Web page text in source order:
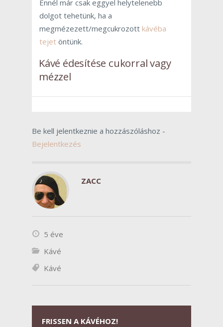
Ennél már csak eggyel helytelenebb
dolgot tehetünk, ha a
megmézezett/megcukrozott kávéba
tejet öntünk.
Kávé édesítése cukorral vagy
mézzel
Be kell jelentkeznie a hozzászóláshoz -
Bejelentkezés
ZACC
5 éve
Kávé
Kávé
FRISSEN A KÁVÉHOZ!